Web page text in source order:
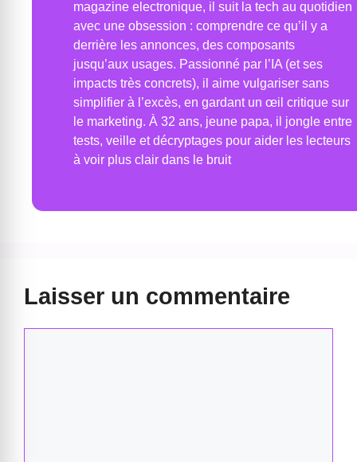
magazine electronique, il suit la tech au quotidien
avec une obsession : comprendre ce qu’il y a
derrière les annonces, des composants
jusqu’aux usages. Passionné par l’IA (et ses
impacts très concrets), il aime vulgariser sans
simplifier à l’excès, en gardant un œil critique sur
le marketing. À 32 ans, jeune papa, il jongle entre
tests, veille et décryptages pour aider les lecteurs
à voir plus clair dans le bruit
Laisser un commentaire